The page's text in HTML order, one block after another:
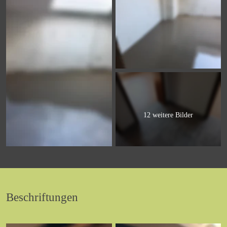
12 weitere Bilder
Beschriftungen